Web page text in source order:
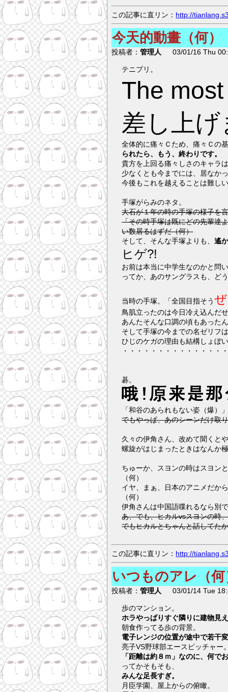
この記事に直リン： http://
今天的動畫（何）
投稿者：管理人 03/01/16 Thu
テニプリ。
The most 痛々Ｃ大賞を、跡部
差し上
全体的に痛々Ｃため、痛々Ｃの
られたら、もう、終わりです。
貴方を上回る痛々しさのキャラ
少なくとも今までには、居なか
今後もこれを越えることは難し
手塚がらみのネタ。
大石が１年の時の手塚の様子を
「その時手塚は既にどの先輩達
い数居るはずだ（何）
そして、そんな手塚よりも、遙
ヒゲ?!
お前は本当に中学生なのかと問
ってか、あのサングラスも、ど
当時の手塚。「全国目指そうぜ
鳥肌立ったのは今日冷え込んだ
あんたそんな口調の頃もあった
そして手塚の今までの名ゼリフ
ひじのケガの理由も結構しょぼ
・・・・・・・・・・・・・・
碁。
「和谷のあられもない姿（爆）
でもやっぱ、あのシーンだけ取
久々の伊角さん、改めて聞くと
螺旋がはじまったときはなんか
ちゅーか、スヨンの時はスヨン
（何）
イヤ、まぁ、日本のアニメだか
（何）
伊角さんは中国語喋れるなら別
あ、でも、ヒカルvsスヨンの時
でもヒカルとちゃんと話してた
この記事に直リン： http://
いつものアレ（何
投稿者：管理人 03/01/14 Tue
歩のマンション。
ホラやっぱりすぐ隣りに建物見
朝食作ってる歩の背景。
電子レンジの位置が途中で若干
亮子VS野球部エースピッチャー
「距離は約８ｍ」なのに、何で
ってかそもそも、
みんな足長すぎ。
月臣学園、屋上からの俯瞰。